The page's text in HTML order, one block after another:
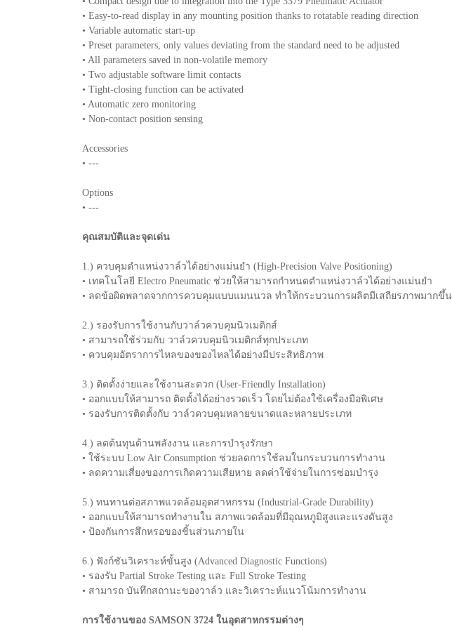
• Easy-to-read display in any mounting position thanks to rotatable reading direction
• Variable automatic start-up
• Preset parameters, only values deviating from the standard need to be adjusted
• All parameters saved in non-volatile memory
• Two adjustable software limit contacts
• Tight-closing function can be activated
• Automatic zero monitoring
• Non-contact position sensing
Accessories
• ---
Options
• ---
คุณสมบัติและจุดเด่น
1.) ควบคุมตำแหน่งวาล์วได้อย่างแม่นยำ (High-Precision Valve Positioning)
• เทคโนโลยี Electro Pneumatic ช่วยให้สามารถกำหนดตำแหน่งวาล์วได้อย่างแม่นยำ
• ลดข้อผิดพลาดจากการควบคุมแบบแมนนวล ทำให้กระบวนการผลิตมีเสถียรภาพมากขึ้น
2.) รองรับการใช้งานกับวาล์วควบคุมนิวเมติกส์
• สามารถใช้ร่วมกับ วาล์วควบคุมนิวเมติกส์ทุกประเภท
• ควบคุมอัตราการไหลของของไหลได้อย่างมีประสิทธิภาพ
3.) ติดตั้งง่ายและใช้งานสะดวก (User-Friendly Installation)
• ออกแบบให้สามารถ ติดตั้งได้อย่างรวดเร็ว โดยไม่ต้องใช้เครื่องมือพิเศษ
• รองรับการติดตั้งกับ วาล์วควบคุมหลายขนาดและหลายประเภท
4.) ลดต้นทุนด้านพลังงาน และการบำรุงรักษา
• ใช้ระบบ Low Air Consumption ช่วยลดการใช้ลมในกระบวนการทำงาน
• ลดความเสี่ยงของการเกิดความเสียหาย ลดค่าใช้จ่ายในการซ่อมบำรุง
5.) ทนทานต่อสภาพแวดล้อมอุตสาหกรรม (Industrial-Grade Durability)
• ออกแบบให้สามารถทำงานใน สภาพแวดล้อมที่มีอุณหภูมิสูงและแรงดันสูง
• ป้องกันการสึกหรอของชิ้นส่วนภายใน
6.) ฟังก์ชันวิเคราะห์ขั้นสูง (Advanced Diagnostic Functions)
• รองรับ Partial Stroke Testing และ Full Stroke Testing
• สามารถ บันทึกสถานะของวาล์ว และวิเคราะห์แนวโน้มการทำงาน
การใช้งานของ SAMSON 3724 ในอุตสาหกรรมต่างๆ